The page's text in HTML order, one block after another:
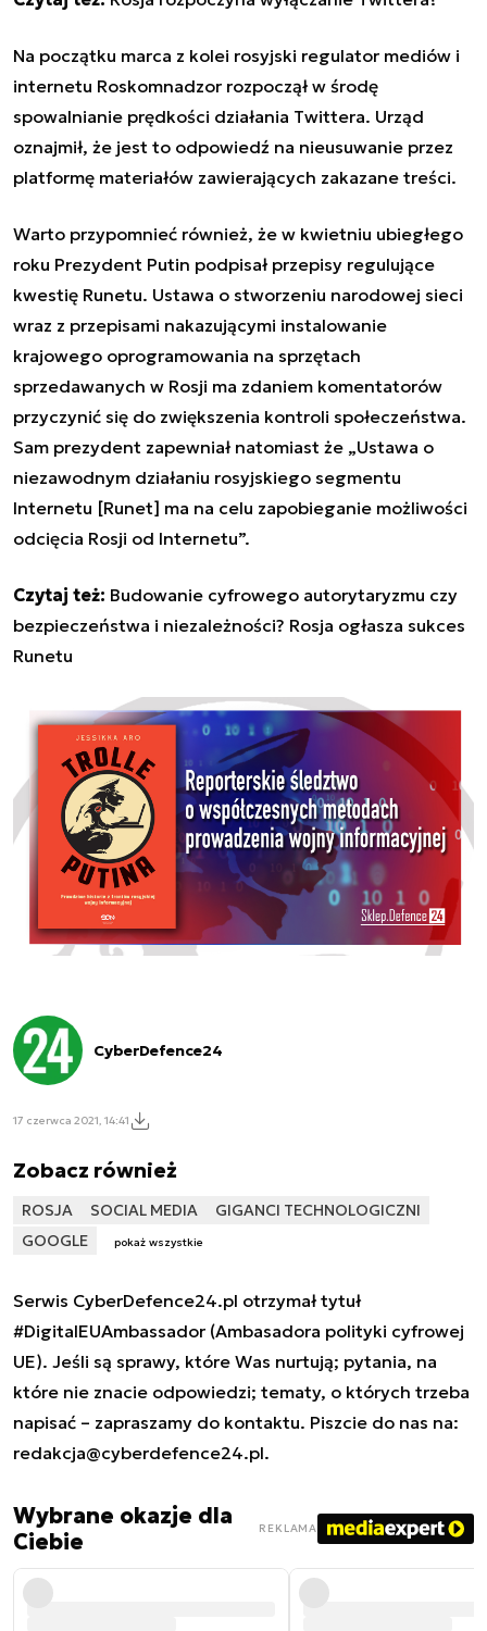
Na początku marca z kolei rosyjski regulator mediów i
internetu Roskomnadzor rozpoczął w środę
spowalnianie prędkości działania Twittera. Urząd
oznajmił, że jest to odpowiedź na nieusuwanie przez
platformę materiałów zawierających zakazane treści.
Warto przypomnieć również, że w kwietniu ubiegłego
roku Prezydent Putin podpisał przepisy regulujące
kwestię Runetu. Ustawa o stworzeniu narodowej sieci
wraz z przepisami nakazującymi instalowanie
krajowego oprogramowania na sprzętach
sprzedawanych w Rosji ma zdaniem komentatorów
przyczynić się do zwiększenia kontroli społeczeństwa.
Sam prezydent zapewniał natomiast że „Ustawa o
niezawodnym działaniu rosyjskiego segmentu
Internetu [Runet] ma na celu zapobieganie możliwości
odcięcia Rosji od Internetu”.
Czytaj też: Budowanie cyfrowego autorytaryzmu czy
bezpieczeństwa i niezależności? Rosja ogłasza sukces
Runetu
CyberDefence24
17 czerwca 2021, 14:41
Zobacz również
ROSJA SOCIAL MEDIA
GIGANCI TECHNOLOGICZNI
GOOGLE
pokaż wszystkie
Serwis CyberDefence24.pl otrzymał tytuł
#DigitalEUAmbassador (Ambasadora polityki cyfrowej
UE). Jeśli są sprawy, które Was nurtują; pytania, na
które nie znacie odpowiedzi; tematy, o których trzeba
napisać – zapraszamy do kontaktu. Piszcie do nas na:
redakcja@cyberdefence24.pl.
Wybrane okazje dla
Ciebie
REKLAMA